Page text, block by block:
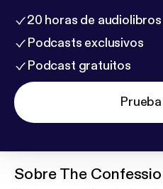
20 horas de audiolibros
Podcasts exclusivos
Podcast gratuitos
SobreThe